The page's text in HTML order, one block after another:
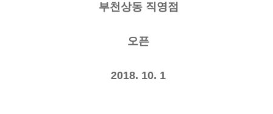
부천상동 직영점
오픈
2018. 10. 1